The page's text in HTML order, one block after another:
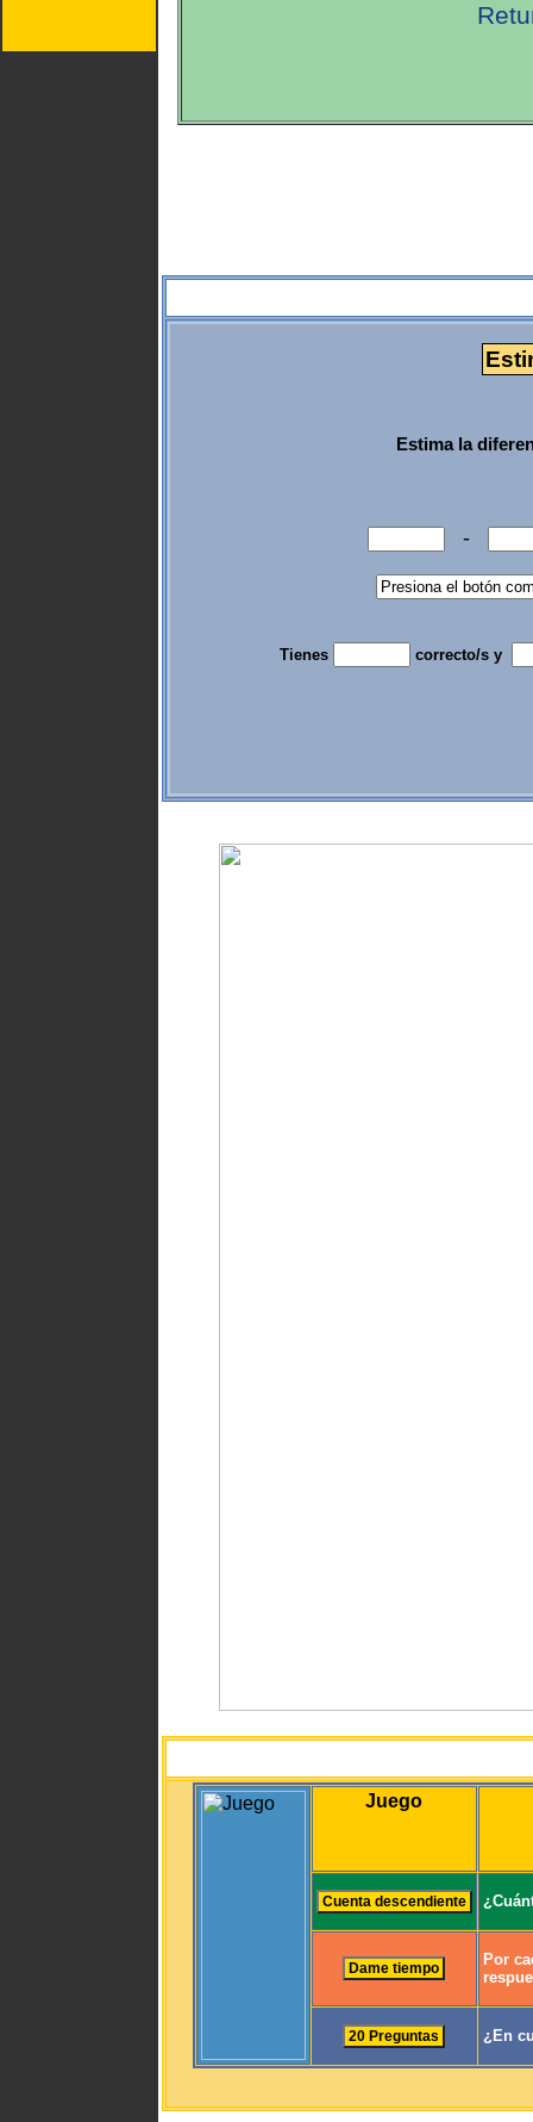
Estima la
-
Tienes correcto/s y
Juego
Por
¿En